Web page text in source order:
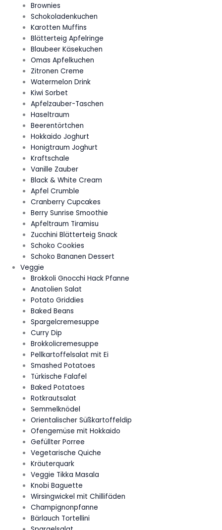
Brownies
Schokoladenkuchen
Karotten Muffins
Blätterteig Apfelringe
Blaubeer Käsekuchen
Omas Apfelkuchen
Zitronen Creme
Watermelon Drink
Kiwi Sorbet
Apfelzauber-Taschen
Haseltraum
Beerentörtchen
Hokkaido Joghurt
Honigtraum Joghurt
Kraftschale
Vanille Zauber
Black & White Cream
Apfel Crumble
Cranberry Cupcakes
Berry Sunrise Smoothie
Apfeltraum Tiramisu
Zucchini Blätterteig Snack
Schoko Cookies
Schoko Bananen Dessert
Veggie
Brokkoli Gnocchi Hack Pfanne
Anatolien Salat
Potato Griddies
Baked Beans
Spargelcremesuppe
Curry Dip
Brokkolicremesuppe
Pellkartoffelsalat mit Ei
Smashed Potatoes
Türkische Falafel
Baked Potatoes
Rotkrautsalat
Semmelknödel
Orientalischer Süßkartoffeldip
Ofengemüse mit Hokkaido
Gefüllter Porree
Vegetarische Quiche
Kräuterquark
Veggie Tikka Masala
Knobi Baguette
Wirsingwickel mit Chillifäden
Champignonpfanne
Bärlauch Tortellini